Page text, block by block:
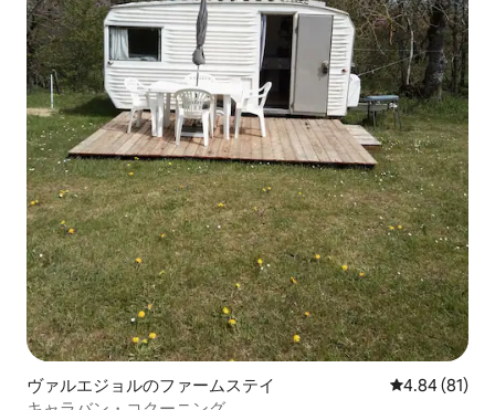
ヴァルエジョルのファームステイ レビュー81
4.84 (81)